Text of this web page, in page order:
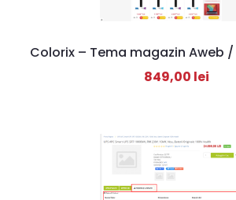
Colorix – Tema magazin Aweb
849,00 lei